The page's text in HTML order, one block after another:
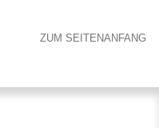
ZUM SEITENANFANG